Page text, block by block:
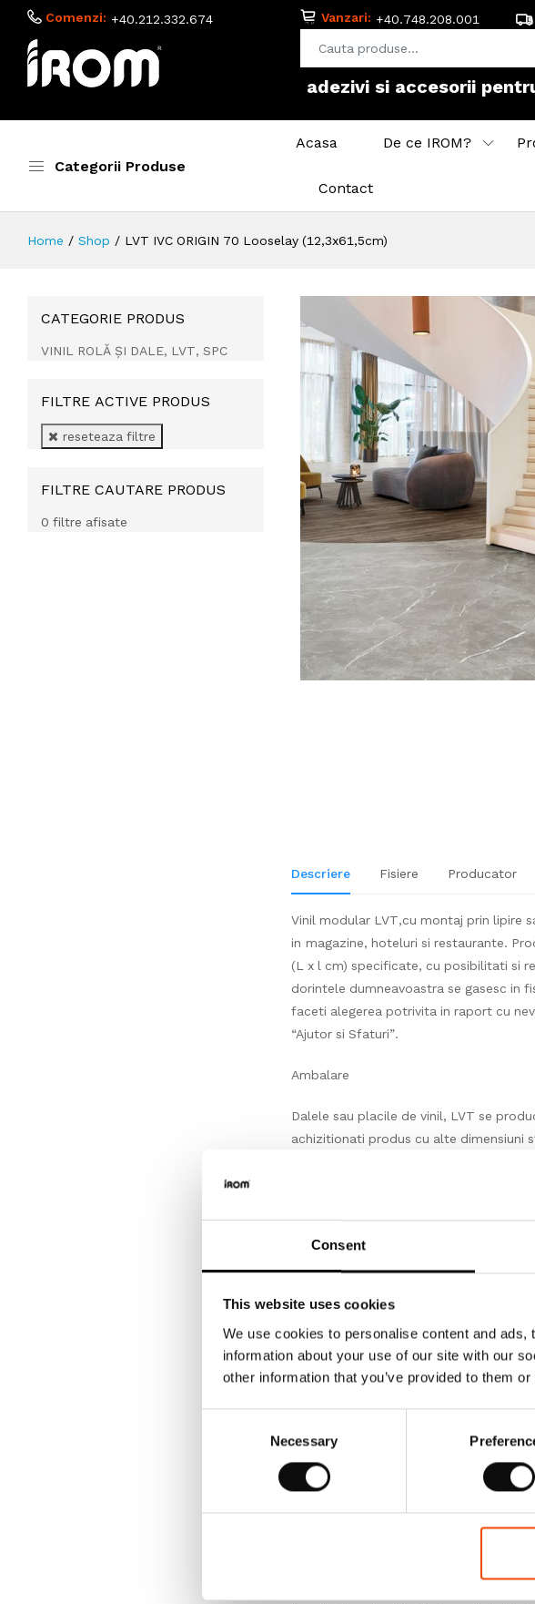
Consent
This website uses cookies
We use cookies to personalise content and
information about your use of our site with our
other information that you’ve provided to them
Necessary
Comenzi: +40.212.332.674 Vanzari: +40.748.208.001
adezivi si accesorii
Categorii Produse
Acasa De ce IROM?
Contact
Home Shop LVT IVC ORIGIN 70 Looselay (12,3x61,5cm)
Descriere Fisiere Producator
Vinil modular LVT,cu montaj prin lipire
in magazine, hoteluri si restaurante.
(L x l cm) specificate, cu posibilitati si
dorintele dumneavoastra se gasesc in
faceti alegerea potrivita in raport cu
“Ajutor si Sfaturi”.
Ambalare
Dalele sau placile de vinil, LVT se
achizitionati produs cu alte dimensiuni
important sa luati legatura cu noi
produsul se fabrica si/sau poate fi
posibilitatile de productie, respectiv
continua dialogul direct pentru
dimensiunile standard ale placilor
fi livrata in cutii , fiecare cutie avand o
va comanda, respectiv achizitiona, va
Depozitare
Puneti cutiile de vinil pe o suprafata
Inspectie
Calitatea, culoarea si numarul lotului
dupa montare, vizual vorbind, este
Prin urmare, trebuie sa verificati
CATEGORIE PRODUS
VINIL ROLĂ ȘI DALE, LVT, SPC
FILTRE ACTIVE PRODUS
reseteaza filtre
FILTRE CAUTARE PRODUS
0 filtre afisate